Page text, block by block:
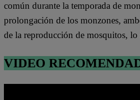
común durante la temporada de
prolongación de los monzones,
de la reproducción de mosquitos,
VIDEO